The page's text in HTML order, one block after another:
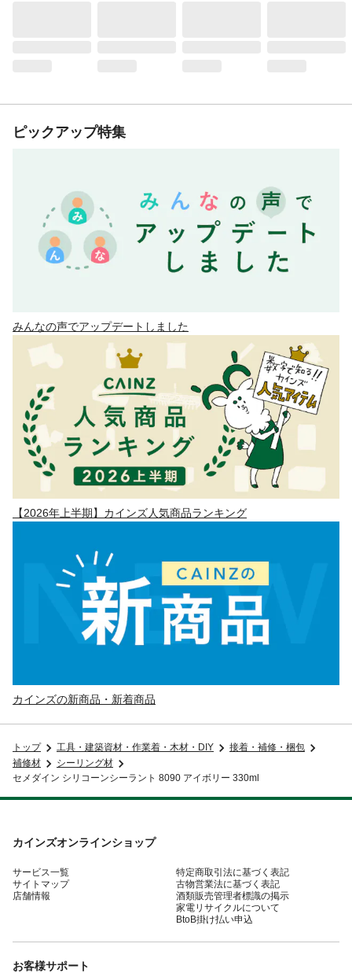
ピックアップ特集
みんなの声でアップデートしました
【2026年上半期】カインズ人気商品ランキング
カインズの新商品・新着商品
トップ 工具・建築資材・作業着・木材・DIY
接着・補修・梱包
補修材
シーリング材
セメダイン シリコーンシーラント 8090 アイボリー 330ml
カインズオンラインショップ
サービス一覧
サイトマップ
店舗情報
特定商取引法に基づく表記
古物営業法に基づく表記
酒類販売管理者標識の掲示
家電リサイクルについて
BtoB掛け払い申込
お客様サポート